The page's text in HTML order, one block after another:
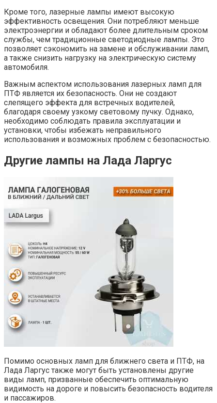
Кроме того, лазерные лампы имеют высокую
эффективность освещения. Они потребляют меньше
электроэнергии и обладают более длительным сроком
службы, чем традиционные светодиодные лампы. Это
позволяет сэкономить на замене и обслуживании ламп,
а также снизить нагрузку на электрическую систему
автомобиля.
Важным аспектом использования лазерных ламп для
ПТФ является их безопасность. Они не создают
слепящего эффекта для встречных водителей,
благодаря своему узкому световому пучку. Однако,
необходимо соблюдать правила эксплуатации и
установки, чтобы избежать неправильного
использования и возможных проблем с безопасностью.
Другие лампы на Лада Ларгус
Помимо основных ламп для ближнего света и ПТФ, на
Лада Ларгус также могут быть установлены другие
виды ламп, призванные обеспечить оптимальную
видимость на дороге и повысить безопасность водителя
и пассажиров.